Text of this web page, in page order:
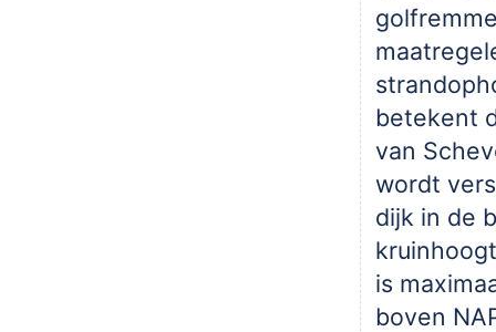
betekent
van
wordt
dijk in de
is
boven